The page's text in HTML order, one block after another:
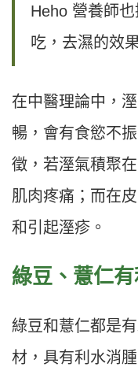
Heho 營養師也
吃，去濕的效
在中醫理論中，
暢，會有食慾不
徵，若溼氣積聚
肌肉疼痛；而在
和引起溼疹。
綠豆、薏仁
綠豆和薏仁都是
材，具有利水消